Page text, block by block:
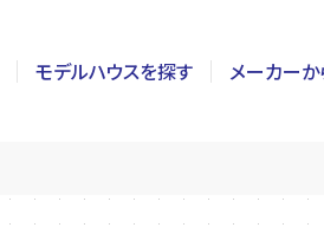
栃木
静岡
モデルハウスを探す メーカー